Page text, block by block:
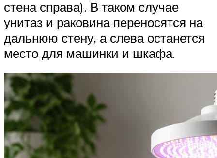
стена справа). В таком случае
унитаз и раковина переносятся на
дальнюю стену, а слева останется
место для машинки и шкафа.